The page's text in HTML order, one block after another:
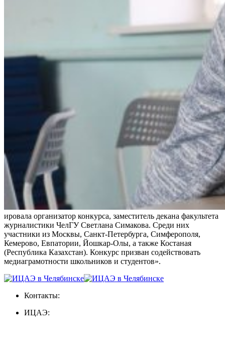
ировала организатор конкурса, заместитель декана факультета
журналистики ЧелГУ Светлана Симакова. Среди них
участники из Москвы, Санкт-Петербурга, Симферополя,
Кемерово, Евпатории, Йошкар-Олы, а также Костаная
(Республика Казахстан). Конкурс призван содействовать
медиаграмотности школьников и студентов».
Контакты:
ИЦАЭ: